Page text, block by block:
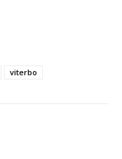
viterbo